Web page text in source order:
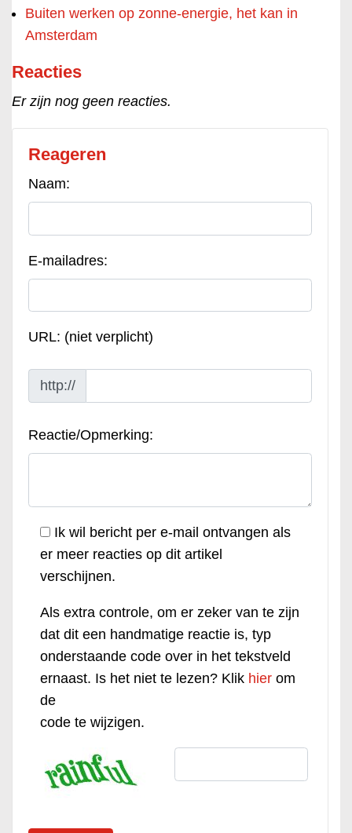
Buiten werken op zonne-energie, het kan in
Amsterdam
Reacties
Er zijn nog geen reacties.
Reageren
Naam:
E-mailadres:
URL: (niet verplicht)
http://
Reactie/Opmerking:
Ik wil bericht per e-mail ontvangen als
er meer reacties op dit artikel
verschijnen.
Als extra controle, om er zeker van te zijn
dat dit een handmatige reactie is, typ
onderstaande code over in het tekstveld
ernaast. Is het niet te lezen? Klik hier om
de
code te wijzigen.